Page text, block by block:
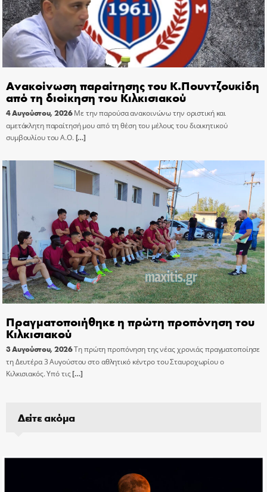
Ανακοίνωση παραίτησης του Κ.Πουντζουκίδη
από τη διοίκηση του Κιλκισιακού
4 Αυγούστου, 2026 Με την παρούσα ανακοινώνω την οριστική και
αμετάκλητη παραίτησή μου από τη θέση του μέλους του διοικητικού
συμβουλίου του Α.Ο.[…]
Πραγματοποιήθηκε η πρώτη προπόνηση του
Κιλκισιακού
3 Αυγούστου, 2026Τη πρώτη προπόνηση της νέας χρονιάς πραγματοποίησε
τη Δευτέρα 3 Αυγούστου στο αθλητικό κέντρο του Σταυροχωρίου ο
Κιλκισιακός. Υπό τις[…]
Δείτε ακόμα